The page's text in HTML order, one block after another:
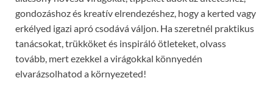
gondozáshoz és kreatív elrendezéshez, hogy a kerted vagy
erkélyed igazi apró csodává váljon. Ha szeretnél praktikus
tanácsokat, trükköket és inspiráló ötleteket, olvass
tovább, mert ezekkel a virágokkal könnyedén
elvarázsolhatod a környezeted!